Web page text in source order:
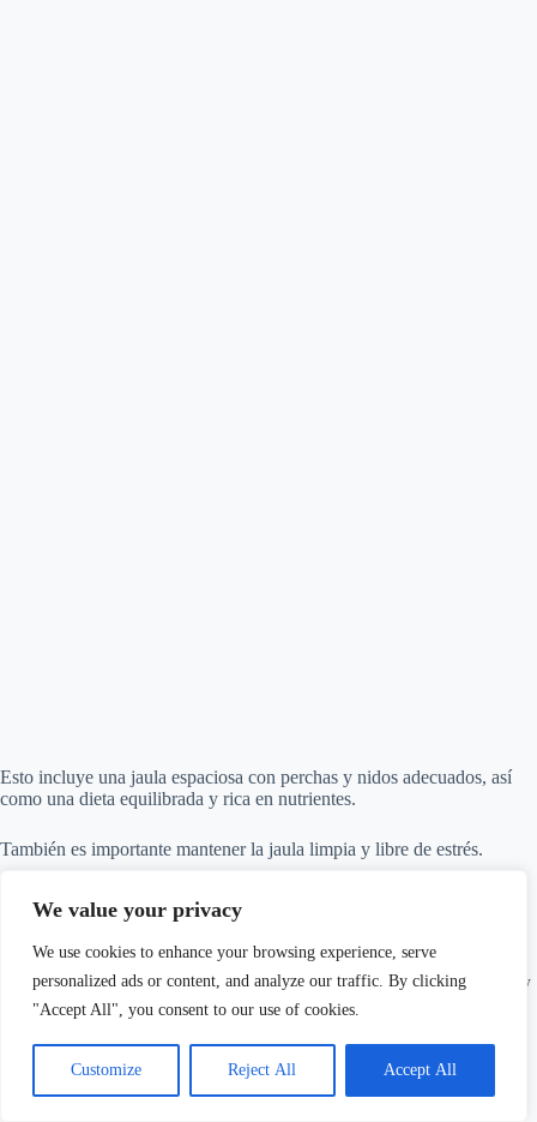
We value your privacy
We use cookies to enhance your browsing experience, serve
personalized ads or content, and analyze our traffic. By clicking
"Accept All", you consent to our use of cookies.
Customize Reject All Accept All
Esto incluye una jaula espaciosa con perchas y nidos adecuados, así
como una dieta equilibrada y rica en nutrientes.
También es importante mantener la jaula limpia y libre de estrés.
Cuidados especiales durante el periodo de cría
especiales para garantizar la salud de los pichones. Esto incluye
proporcionarles una dieta rica en nutrientes, mantener su jaula limpia y
libre de estrés, y controlar su peso para evitar la obesidad.